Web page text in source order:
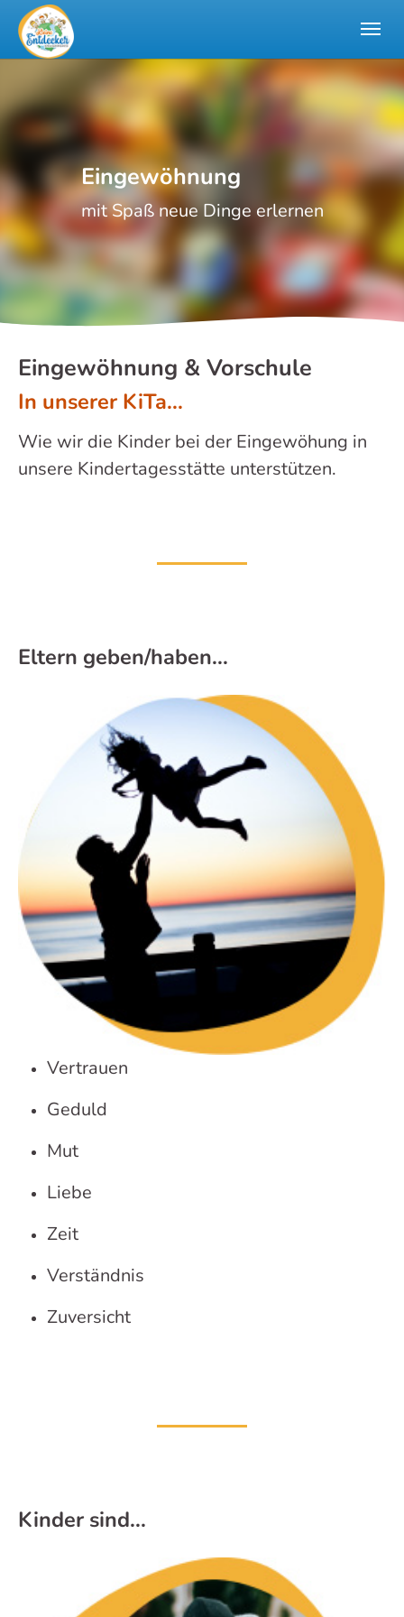
Skip to main navigation
Zum Hauptinhalt springen
Skip to page footer
Eingewöhnung
mit Spaß neue Dinge erlernen
Eingewöhnung & Vorschule
In unserer KiTa...
Wie wir die Kinder bei der Eingewöhung in
unsere Kindertagesstätte unterstützen.
Eltern geben/haben...
Vertrauen
Geduld
Mut
Liebe
Zeit
Verständnis
Zuversicht
Kinder sind...